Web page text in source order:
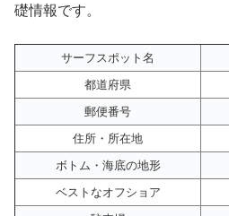
礎情報です。
サーフスポット名
都道府県
郵便番号
住所・所在地
ボトム・海底の地形
ベストなオフショア